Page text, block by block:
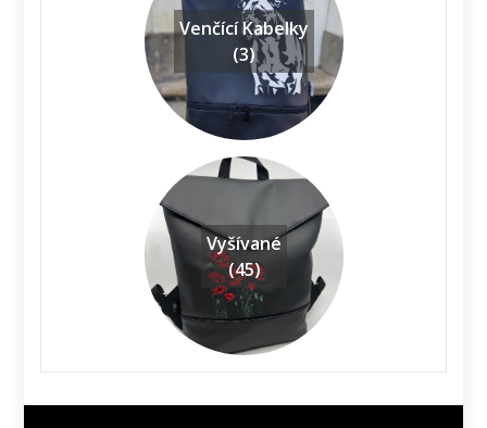
Venčící Kabelky
(3)
Vyšívané
(45)